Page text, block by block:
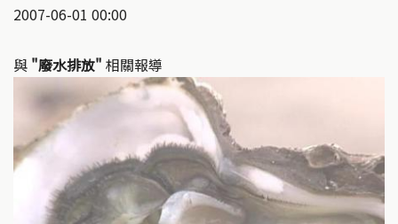
2007-06-01 00:00
與 "廢水排放" 相關報導